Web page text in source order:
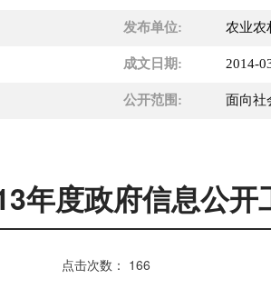
发布单位: 农业农
成文日期: 2014-
公开范围: 面向社
年度政府信息公开
点击次数： 166